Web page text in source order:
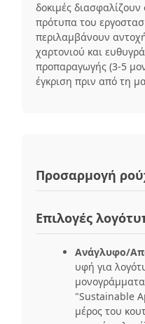
δοκιμές
πρότυπα του
περιλαμβάνουν
χαρτονιού και
προπαραγωγής (3-5
έγκριση πριν από τη
Προσαρμογή
Επιλογές
Ανάγλυφο/
υφή για
"Sustainable
μέρος του